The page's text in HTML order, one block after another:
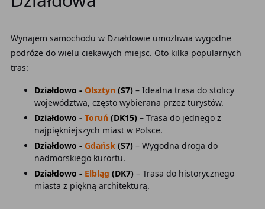
Wynajem samochodu w Działdowie umożliwia wygodne
podróże do wielu ciekawych miejsc. Oto kilka popularnych
tras:
Działdowo - Olsztyn (S7)– Idealna trasa do stolicy
województwa, często wybierana przez turystów.
Działdowo - Toruń (DK15)– Trasa do jednego z
najpiękniejszych miast w Polsce.
Działdowo - Gdańsk(S7)– Wygodna droga do
nadmorskiego kurortu.
Działdowo - Elbląg (DK7)– Trasa do historycznego
miasta z piękną architekturą.